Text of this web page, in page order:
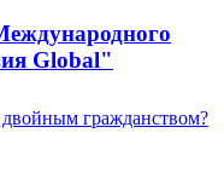
Global"